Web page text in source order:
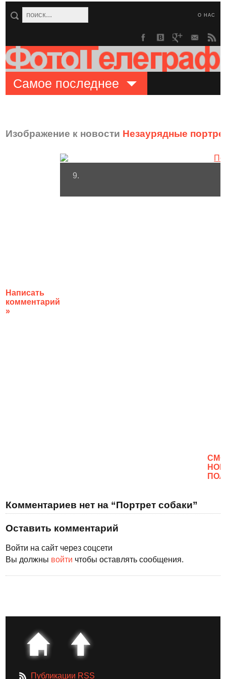
О НАС
Самое последнее
Изображение к новости Незаурядные
Написать
комментарий
»
9.
Комментариев нет на “Портрет собаки”
Оставить комментарий
Войти на сайт через соцсети
Вы должны войти чтобы оставлять сообщения.
Публикации RSS